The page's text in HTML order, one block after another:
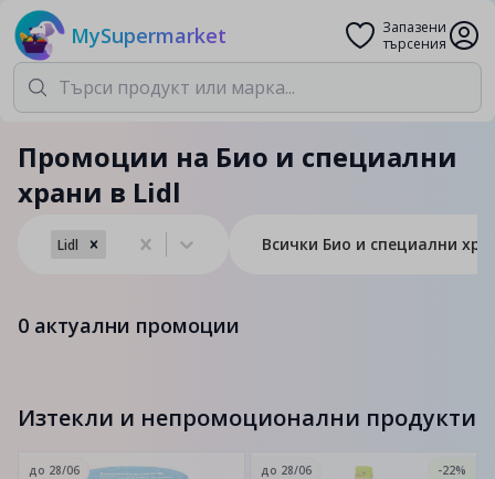
MySupermarket
Запазени
търсения
Промоции на Био и специални
храни в Lidl
Lidl Всички Био и специални
0 актуални промоции
Изтекли и непромоционални продукти
до 28/06
до 28/06
-22%